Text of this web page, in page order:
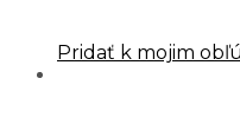
Pridať k mojim